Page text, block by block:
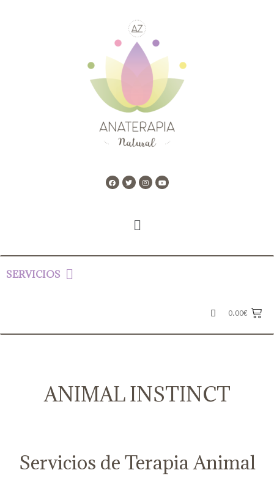
SERVICIOS
0.00€
ANIMAL INSTINCT
Servicios de Terapia Animal